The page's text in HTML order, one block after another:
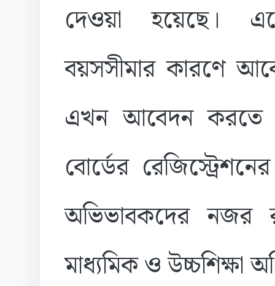
দেওয়া হয়েছে।
বয়সসীমার কারণে
এখন আবেদন করতে
বোর্ডের
অভিভাবকদের নজর
মাধ্যমিক ও উচ্চশিক্ষা